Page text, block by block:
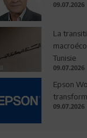
09.07.2026
La
Tunisie
09.07.2026
Epson
09.07.2026